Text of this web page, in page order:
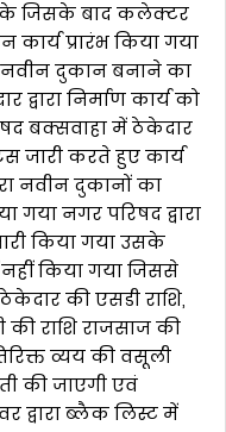
सके जिसके बाद कलेक्टर
प्रारंभ किया गया
नवीन दुकान बनाने का
निर्माण कार्य को
बक्सवाहा में ठेकेदार
जारी करते हुए कार्य
नवीन दुकानों का
गया नगर परिषद द्वारा
किया गया उसके
नहीं किया गया जिससे
की एसडी राशि,
राशि राजसाज की
व्यय की वसूली
की जाएगी एवं
द्वारा ब्लैक लिस्ट में